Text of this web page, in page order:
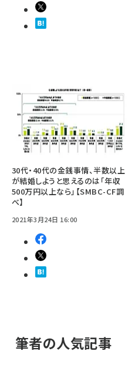
30代・40代の金銭事情、半数以上
が結婚しようと思えるのは「年収
500万円以上なら」【SMBC-CF調
べ】
2021年3月24日 16:00
筆者の人気記事